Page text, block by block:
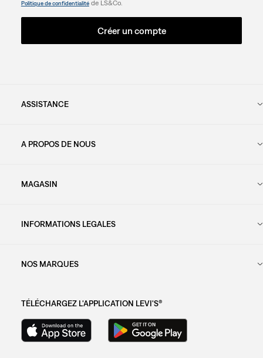
Politique de confidentialitéde LS&Co.
Créer un compte
ASSISTANCE
A PROPOS DE NOUS
MAGASIN
INFORMATIONS LEGALES
NOS MARQUES
TÉLÉCHARGEZ L'APPLICATION LEVI'S®